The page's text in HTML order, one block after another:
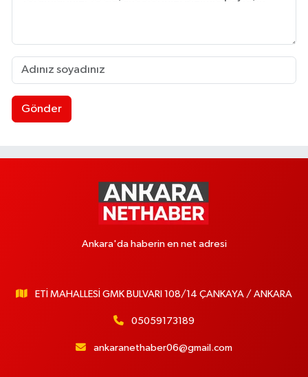
Gönder
Ankara'da haberin en net adresi
ETİ MAHALLESİ GMK BULVARI 108/14 ÇANKAYA / ANKARA
05059173189
ankaranethaber06@gmail.com